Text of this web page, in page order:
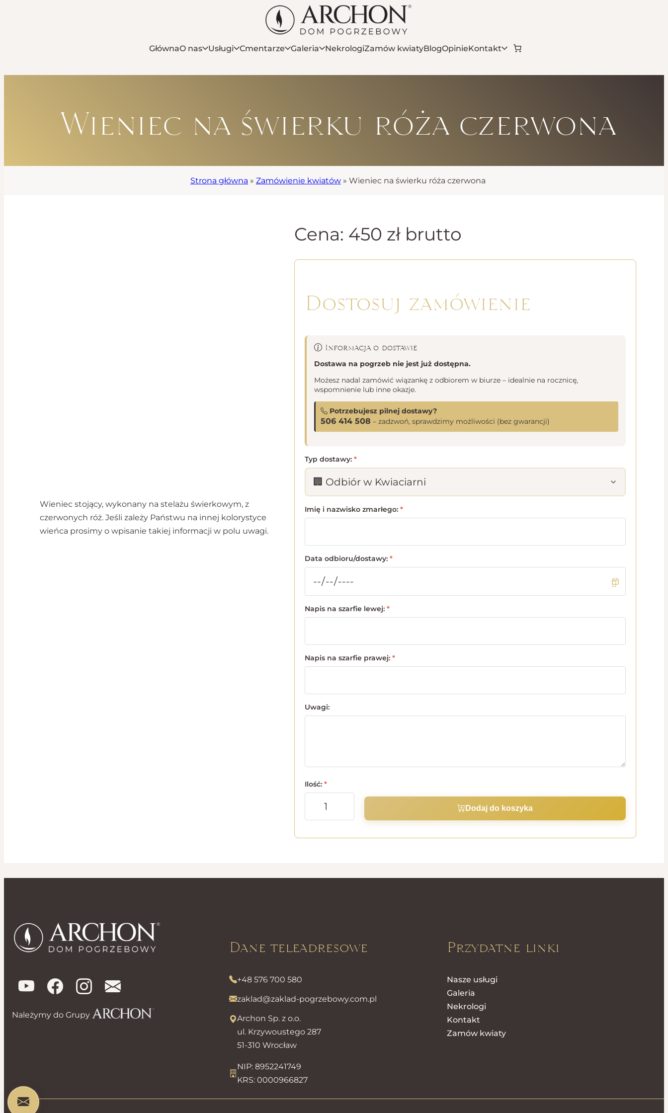
GłównaO nas Usługi Cmentarze Galeria NekrologiZamów kwiatyBlogOpinieKontakt
Wieniec na świerku róża czerwona
Strona główna » Zamówienie kwiatów » Wieniec na świerku róża czerwona
Wieniec stojący, wykonany na stelażu świerkowym, z
czerwonych róż. Jeśli zależy Państwu na innej kolorystyce
wieńca prosimy o wpisanie takiej informacji w polu uwagi.
Cena: 450 zł brutto
Dostosuj zamówienie
Informacja o dostawie
Dostawa na pogrzeb nie jest już dostępna.
Możesz nadal zamówić wiązankę z odbiorem w biurze – idealnie na rocznicę,
wspomnienie lub inne okazje.
Potrzebujesz pilnej dostawy?
506 414 508 – zadzwoń, sprawdzimy możliwości (bez gwarancji)
Typ dostawy: *
Imię i nazwisko zmarłego: *
Data odbioru/dostawy: *
Napis na szarfie lewej: *
Napis na szarfie prawej: *
Uwagi:
Ilość: *
Dodaj do koszyka
Należymy do Grupy
Dane teleadresowe
+48 576 700 580
zaklad@zaklad-pogrzebowy.com.pl
Archon Sp. z o.o.
ul. Krzywoustego 287
51-310 Wrocław
NIP: 8952241749
KRS: 0000966827
Przydatne linki
Nasze usługi
Galeria
Nekrologi
Kontakt
Zamów kwiaty